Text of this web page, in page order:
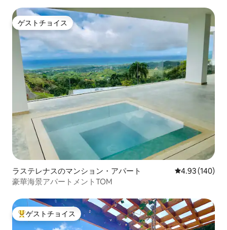
ゲストチョイス
ゲストチョイス
ラステレナスのマンション・アパート レビュー140
4.93 (140)
豪華海景アパートメントTOM
大好評のゲストチョイスです。
ゲストチョイス